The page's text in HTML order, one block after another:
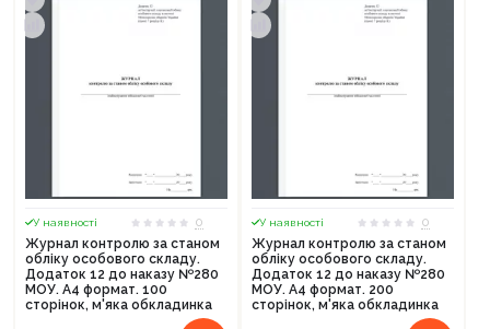
У наявності
0
Журнал контролю за станом
обліку особового складу.
Додаток 12 до наказу №280
МОУ. А4 формат. 100
сторінок, м'яка обкладинка
У наявності
0
Журнал контролю за станом
обліку особового складу.
Додаток 12 до наказу №280
МОУ. А4 формат. 200
сторінок, м'яка обкладинка